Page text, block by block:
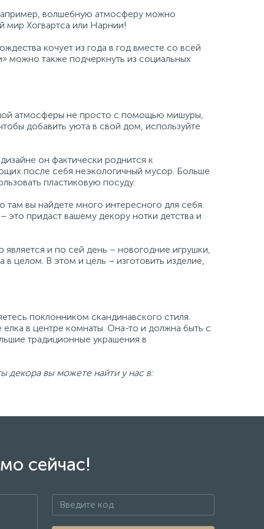
волшебную атмосферу можно
мир Хогвартса или Нарнии!
кочует из года в год вместе со всей
можно также подчеркнуть из социальных
атмосферы не просто с помощью мишуры,
добавить уюта в свой дом, используйте
он фактически роднится к
после себя неэкологичный мусор. Больше
пластиковую посуду.
вы найдете много интересного для себя.
это придаст вашему декору нотки детства и
и по сей день – новогодние игрушки,
целом. В этом и цель – изготовить изделие,
поклонником скандинавского стиля.
в центре комнаты. Она-то и должна быть с
традиционные украшения в
декора вы можете найти у нас в:
сейчас!